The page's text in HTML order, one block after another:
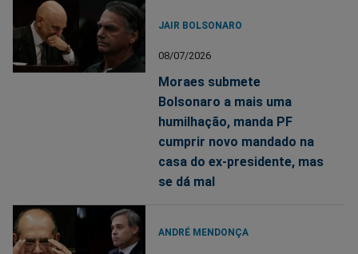
JAIR BOLSONARO
08/07/2026
Moraes submete
Bolsonaro a mais uma
humilhação, manda PF
cumprir novo mandado na
casa do ex-presidente, mas
se dá mal
ANDRÉ MENDONÇA